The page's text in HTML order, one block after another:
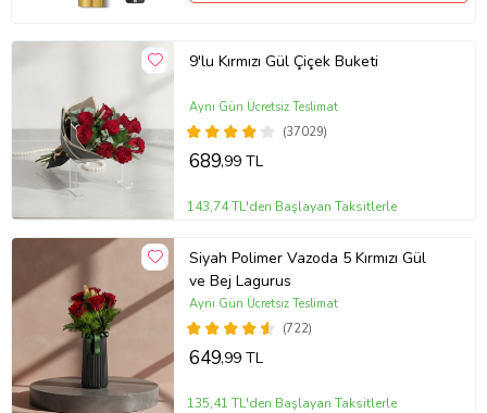
9'lu Kırmızı Gül Çiçek Buketi
(37029)
Aynı Gün Ücretsiz Teslimat
689,99 TL
143,74 TL'den Başlayan Taksitlerle
Siyah Polimer Vazoda 5 Kırmızı Gül
ve Bej Lagurus
(722)
Aynı Gün Ücretsiz Teslimat
649,99 TL
135,41 TL'den Başlayan Taksitlerle